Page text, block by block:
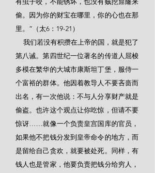
偷。因为你的财宝在哪里，你的心也在那
里。”（太6：19-21）
第八诫。第四世纪一位著名的传道人屈梭
多模在繁华的大城市康斯坦丁堡，服侍一
个富裕的群体。他因着教导人不要吝啬而
出名，有一次他说：不与人分享财产就是
偷盗。也许这个观点让你吃惊，但请不要
惊讶……就像一个负责皇宫国库的官员，
如果他不把钱分发到皇帝命令的地方，而
是留给自己贪欢，就要被处死。同样，有
钱人也是管家，他要负责把钱分给穷人，